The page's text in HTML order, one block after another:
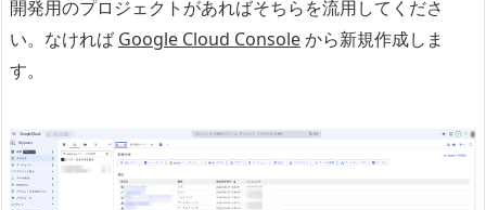
開発用のプロジェクトがあればそちらを流用してくださ
い。なければ Google Cloud Consoleから新規作成しま
す。